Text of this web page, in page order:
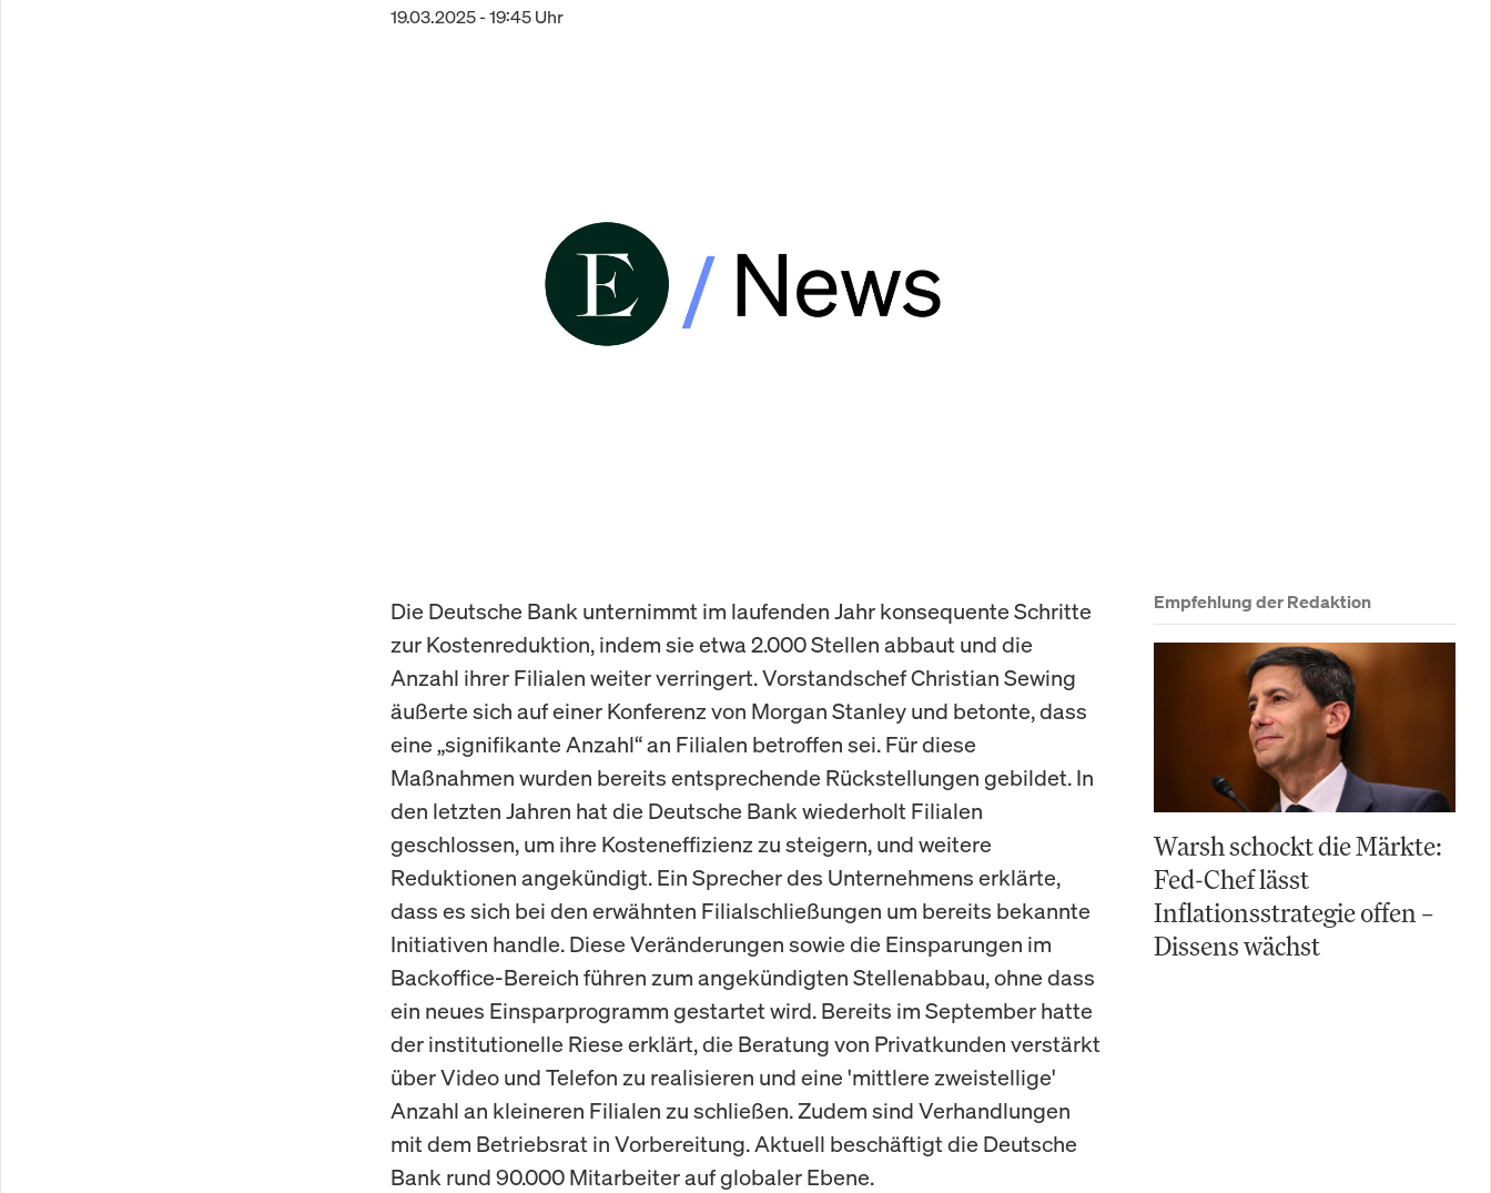
19.03.2025 - 19:45 Uhr
Die Deutsche Bank unternimmt im laufenden Jahr konsequente Schritte
zur Kostenreduktion, indem sie etwa 2.000 Stellen abbaut und die
Anzahl ihrer Filialen weiter verringert. Vorstandschef Christian Sewing
äußerte sich auf einer Konferenz von Morgan Stanley und betonte, dass
eine „signifikante Anzahl“ an Filialen betroffen sei. Für diese
Maßnahmen wurden bereits entsprechende Rückstellungen gebildet. In
den letzten Jahren hat die Deutsche Bank wiederholt Filialen
geschlossen, um ihre Kosteneffizienz zu steigern, und weitere
Reduktionen angekündigt. Ein Sprecher des Unternehmens erklärte,
dass es sich bei den erwähnten Filialschließungen um bereits bekannte
Initiativen handle. Diese Veränderungen sowie die Einsparungen im
Backoffice-Bereich führen zum angekündigten Stellenabbau, ohne dass
ein neues Einsparprogramm gestartet wird. Bereits im September hatte
der institutionelle Riese erklärt, die Beratung von Privatkunden verstärkt
über Video und Telefon zu realisieren und eine 'mittlere zweistellige'
Anzahl an kleineren Filialen zu schließen. Zudem sind Verhandlungen
mit dem Betriebsrat in Vorbereitung. Aktuell beschäftigt die Deutsche
Bank rund 90.000 Mitarbeiter auf globaler Ebene.
Empfehlung der Redaktion
Warsh schockt die Märkte:
Fed-Chef lässt
Inflationsstrategie offen –
Dissens wächst